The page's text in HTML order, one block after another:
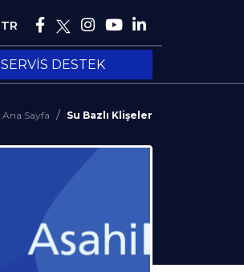
TR
SERVIS DESTEK
Ana Sayfa Su Bazlı Klişeler